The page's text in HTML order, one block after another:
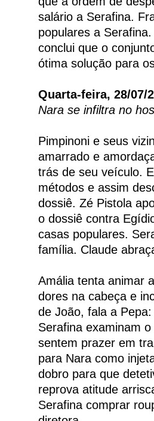
salário a Serafina.
populares a
conclui que o
ótima solução para
Quarta-feira, 28/07/
Nara se infiltra no
Pimpinoni e seus
amarrado e
trás de seu veículo.
métodos e assim
dossiê. Zé Pistola
o dossiê contra
casas populares.
família. Claude
Amália tenta animar
dores na cabeça e
de João, fala a
Serafina examinam
sentem prazer em
para Nara como
dobro para que
reprova atitude
Serafina comprar